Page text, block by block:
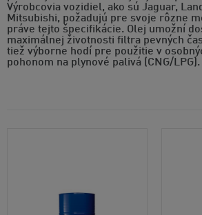
Výrobcovia vozidiel, ako sú Jaguar,
Mitsubishi, požadujú pre svoje rôzne
práve tejto špecifikácie. Olej umožní
maximálnej životnosti filtra pevných
tiež výborne hodí pre použitie v
pohonom na plynové palivá (CNG/LPG).